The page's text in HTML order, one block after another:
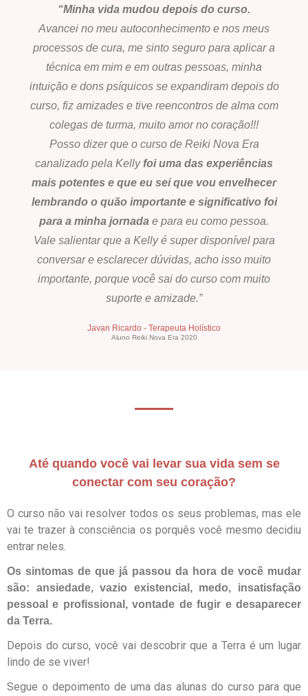
“Minha vida mudou depois do curso.
Avancei no meu autoconhecimento e nos meus
processos de cura, me sinto seguro para aplicar a
técnica em mim e em outras pessoas, minha
intuição e dons psíquicos se expandiram depois do
curso, fiz amizades e tive reencontros de alma com
colegas de turma, muito amor no coração!!!
Posso dizer que o curso de Reiki Nova Era
canalizado pela Kellyfoi uma das experiências
mais potentes e que eu sei que vou envelhecer
lembrando o quão importante e significativo foi
para a minha jornada e para eu como pessoa.
Vale salientar que a Kelly é super disponível para
conversar e esclarecer dúvidas, acho isso muito
importante, porque você sai do curso com muito
suporte e amizade.”
Javan Ricardo - Terapeuta Holístico
Aluno Reiki Nova Era 2020
Até quando você vai levar sua vida sem se
conectar com seu coração?
O curso não vai resolver todos os seus problemas, mas ele
vai te trazer à consciência os porquês você mesmo decidiu
entrar neles.
Os sintomas de que já passou da hora de você mudar
são: ansiedade, vazio existencial, medo, insatisfação
pessoal e profissional, vontade de fugir e desaparecer
da Terra.
Depois do curso, você vai descobrir que a Terra é um lugar
lindo de se viver!
Segue o depoimento de uma das alunas do curso para que